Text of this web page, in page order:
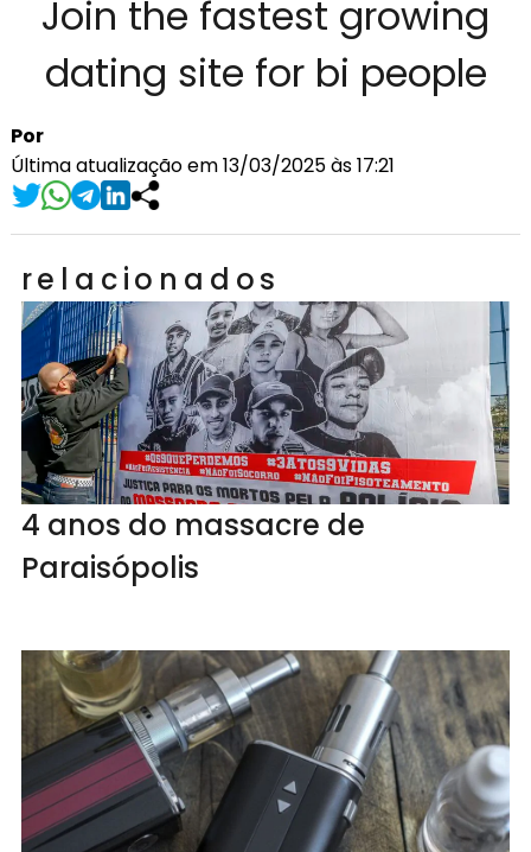
Join the fastest growing
dating site for bi people
Por
Última atualização em 13/03/2025 às 17:21
relacionados
4 anos do massacre de
Paraisópolis